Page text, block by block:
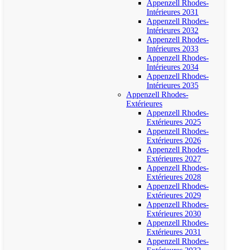
Appenzell Rhodes-
Intérieures 2031
Appenzell Rhodes-
Intérieures 2032
Appenzell Rhodes-
Intérieures 2033
Appenzell Rhodes-
Intérieures 2034
Appenzell Rhodes-
Intérieures 2035
Appenzell Rhodes-
Extérieures
Appenzell Rhodes-
Extérieures 2025
Appenzell Rhodes-
Extérieures 2026
Appenzell Rhodes-
Extérieures 2027
Appenzell Rhodes-
Extérieures 2028
Appenzell Rhodes-
Extérieures 2029
Appenzell Rhodes-
Extérieures 2030
Appenzell Rhodes-
Extérieures 2031
Appenzell Rhodes-